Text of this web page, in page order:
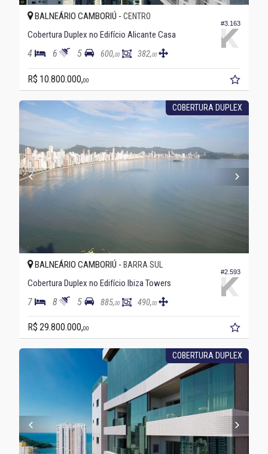
#3.163
BALNEÁRIO CAMBORIÚ - CENTRO
Cobertura Duplex no Edifício Alicante Casa
4 6 5 600,00 382,00
R$ 10.800.000,00
COBERTURA DUPLEX
#2.593
BALNEÁRIO CAMBORIÚ - BARRA SUL
Cobertura Duplex no Edifício Ibiza Towers
7 8 5 885,00 490,00
R$ 29.800.000,00
COBERTURA DUPLEX